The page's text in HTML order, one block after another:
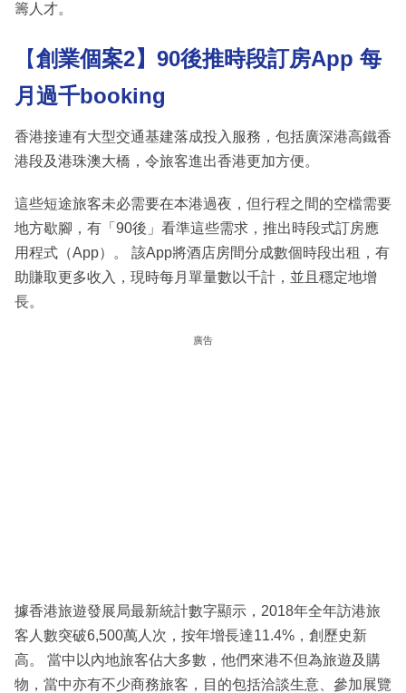
籌人才。
【創業個案2】90後推時段訂房App 每
月過千booking
香港接連有大型交通基建落成投入服務，包括廣深港高鐵香
港段及港珠澳大橋，令旅客進出香港更加方便。
這些短途旅客未必需要在本港過夜，但行程之間的空檔需要
地方歇腳，有「90後」看準這些需求，推出時段式訂房應
用程式（App）。 該App將酒店房間分成數個時段出租，有
助賺取更多收入，現時每月單量數以千計，並且穩定地增
長。
廣告
據香港旅遊發展局最新統計數字顯示，2018年全年訪港旅
客人數突破6,500萬人次，按年增長達11.4%，創歷史新
高。 當中以內地旅客佔大多數，他們來港不但為旅遊及購
物，當中亦有不少商務旅客，目的包括洽談生意、參加展覽